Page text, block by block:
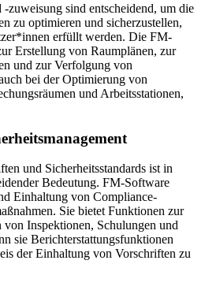
zuweisung sind entscheidend, um die
zu optimieren und sicherzustellen,
erfüllt werden. Die FM-
Erstellung von Raumplänen, zur
und zur Verfolgung von
bei der Optimierung von
und Arbeitsstationen,
und Sicherheitsstandards ist in
Bedeutung. FM-Software
Einhaltung von Compliance-
Sie bietet Funktionen zur
Inspektionen, Schulungen und
sie Berichterstattungsfunktionen
der Einhaltung von Vorschriften zu